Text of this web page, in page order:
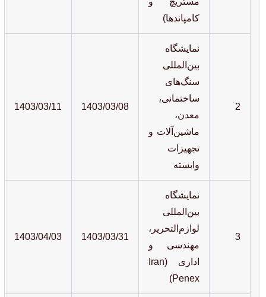
کامپاندها)
2
نمایشگاه
بین‌المللی
سنگ‌های
ساختمانی،
معدن،
ماشین‌آلات و
تجهیزات
وابسته
1403/03/08
1403/03/11
3
نمایشگاه
بین‌المللی
لوازم‌التحریر،
مهندسی و
اداری (Iran
Penex)
1403/03/31
1403/04/03